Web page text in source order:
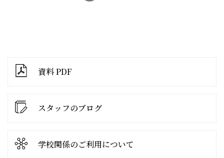
資料 PDF
スタッフのブログ
学校関係のご利用について